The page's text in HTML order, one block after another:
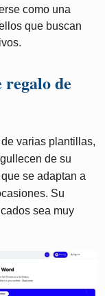
como una
que buscan
de
varias plantillas,
de su
se adaptan a
Su
sea muy